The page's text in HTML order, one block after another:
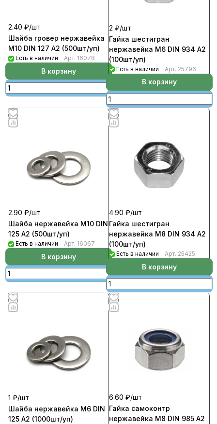
2.40 ₽/шт
Шайба гровер нержавейка
М10 DIN 127 А2 (500шт/уп)
Есть в наличии Арт. 16078
В корзину
2 ₽/шт
Гайка шестигран
нержавейка М6 DIN 934 А2
(100шт/уп)
Есть в наличии Арт. 25796
В корзину
2.90 ₽/шт
Шайба нержавейка М10 DIN
125 А2 (500шт/уп)
Есть в наличии Арт. 16067
В корзину
4.90 ₽/шт
Гайка шестигран
нержавейка М8 DIN 934 А2
(100шт/уп)
Есть в наличии Арт. 25425
В корзину
1 ₽/шт
Шайба нержавейка М6 DIN
125 А2 (1000шт/уп)
6.60 ₽/шт
Гайка самоконтр
нержавейка М8 DIN 985 A2